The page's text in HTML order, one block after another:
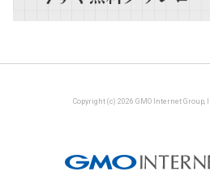
Copyright (c) 2026 GMO Internet Group,